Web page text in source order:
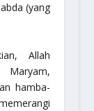
(yang
Allah
hamba-